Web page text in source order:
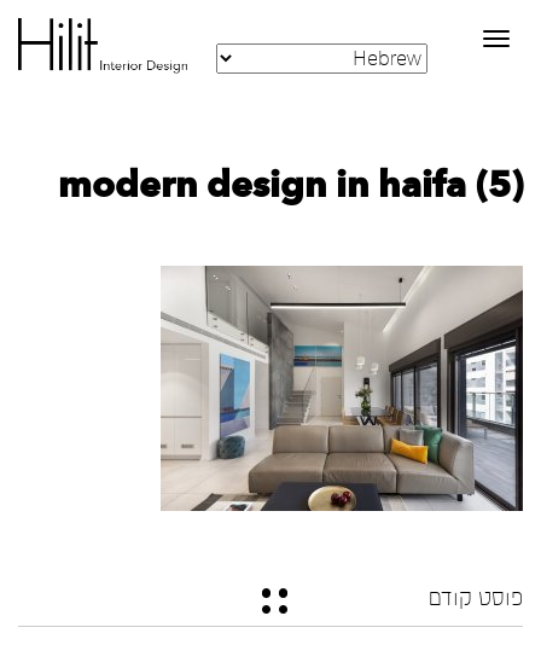
Toggle
navigation
modern design in haifa (5)
פוסט קודם